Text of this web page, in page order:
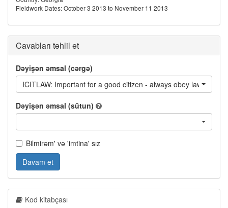
Fieldwork Dates: October 3 2013 to November 11 2013
Cavabları təhlil et
Dəyişən əmsal (cərgə)
ICITLAW: Important for a good citizen - always obey laws
Dəyişən əmsal (sütun)
Bilmirəm' və 'imtina' sız
Davam et
Kod kitabçası